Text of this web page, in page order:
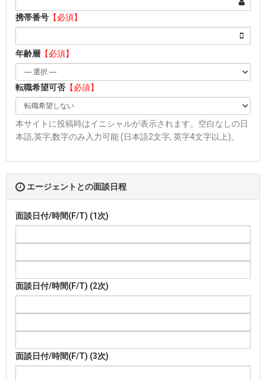
携帯番号 【必須】
年齢層 【必須】
転職希望可否【必須】
本サイトに投稿時はイニシャルが表示されます。空白なしの日
本語,英字,数字のみ入力可能 (日本語2文字, 英字4文字以上)。
エージェントとの面談日程
面談日付/時間(F/T) (1次)
面談日付/時間(F/T) (2次)
面談日付/時間(F/T) (3次)